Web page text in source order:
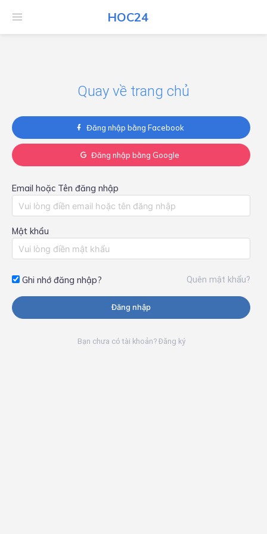
HOC24
HOC24
Quay về trang chủ
Đăng nhập bằng Facebook
Đăng nhập bằng Google
Email hoặc Tên đăng nhập
Mật khẩu
Ghi nhớ đăng nhập? Quên mật khẩu?
Đăng nhập
Bạn chưa có tài khoản? Đăng ký